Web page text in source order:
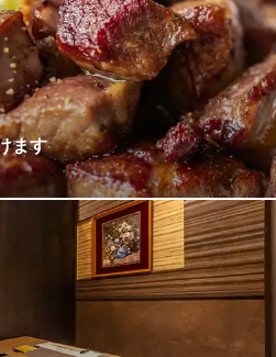
徒歩1分
わせた「燻製」×「イタリアン」ピ
スを燻製したり、チーズやベーコ
とで！全く新しいお料理に変身☆
ます
ッツアなど本場イタリア料理を単
。 おすすめの前菜盛り合わせは
カンパーニュ、キッシュ、チー
の場合がございますのでお気軽にお